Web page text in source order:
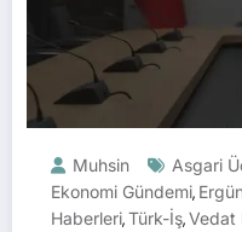
Muhsin Asgari
Ekonomi Gündemi,
Haberleri,Türk-İş,Vedat